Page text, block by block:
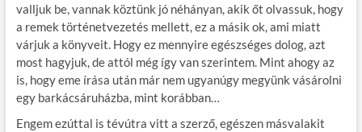
valljuk be, vannak köztünk jó néhányan, akik őt olvassuk, hogy
a remek történetvezetés mellett, ez a másik ok, ami miatt
várjuk a könyveit. Hogy ez mennyire egészséges dolog, azt
most hagyjuk, de attól még így van szerintem. Mint ahogy az
is, hogy eme írása után már nem ugyanúgy megyünk vásárolni
egy barkácsáruházba, mint korábban…
Engem ezúttal is tévútra vitt a szerző, egészen másvalakit